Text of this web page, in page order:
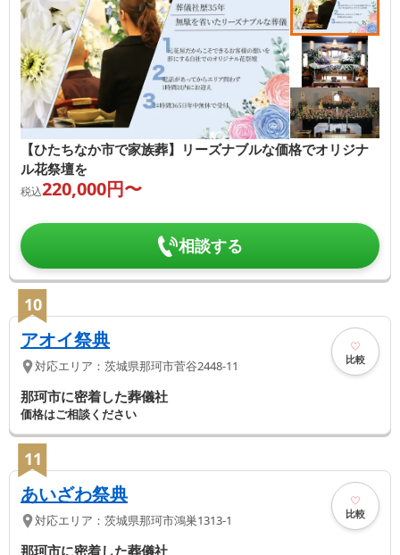
【ひたちなか市で家族葬】リーズナブルな価格でオリジナ
ル花祭壇を
税込220,000円〜
相談する
10
アオイ祭典
対応エリア： 茨城県那珂市菅谷2448-11 比較
那珂市に密着した葬儀社
価格はご相談ください
11
あいざわ祭典
対応エリア： 茨城県那珂市鴻巣1313-1 比較
那珂市に密着した葬儀社